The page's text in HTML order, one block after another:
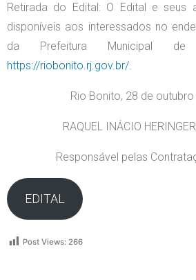
Retirada do Edital: O Edital e seus
disponíveis aos interessados no
da Prefeitura Municipal
https://riobonito.rj.gov.br/.
Rio Bonito, 28 de
RAQUEL INÁCIO
Responsável pelas
EDITAL
Post Views: 266